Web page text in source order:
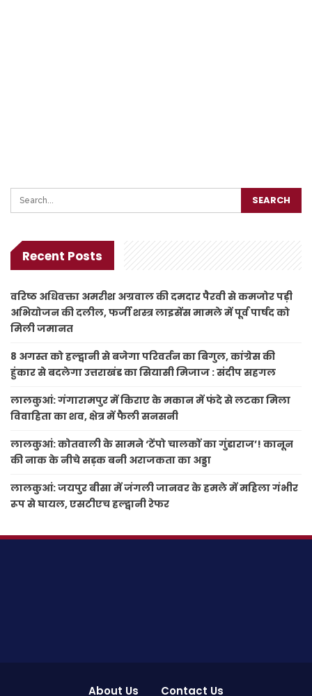
Recent Posts
वरिष्ठ अधिवक्ता अमरीश अग्रवाल की दमदार पैरवी से कमजोर पड़ी
अभियोजन की दलील, फर्जी शस्त्र लाइसेंस मामले में पूर्व पार्षद को
मिली जमानत
8 अगस्त को हल्द्वानी से बजेगा परिवर्तन का बिगुल, कांग्रेस की
हुंकार से बदलेगा उत्तराखंड का सियासी मिजाज : संदीप सहगल
लालकुआं: गंगारामपुर में किराए के मकान में फंदे से लटका मिला
विवाहिता का शव, क्षेत्र में फैली सनसनी
लालकुआं: कोतवाली के सामने ‘टेंपो चालकों का गुंडाराज’! कानून
की नाक के नीचे सड़क बनी अराजकता का अड्डा
लालकुआं: जयपुर बीसा में जंगली जानवर के हमले में महिला गंभीर
रूप से घायल, एसटीएच हल्द्वानी रेफर
About Us Contact Us